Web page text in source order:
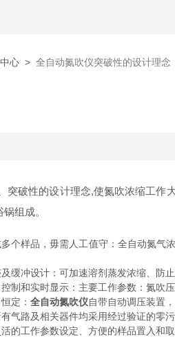
心 > 全自动氮吹仪突破性的设计理念
突破性的设计理念,使氮吹浓缩工作
组成。
样品，毋需人工值守：全自动氮气浓
冲设计：可加速溶剂蒸发浓缩、防
和实时显示：主要工作参数：氮吹
定： 全自动氮吹仪自带自动调压装置
路及相关器件均采用经过验证的零
工作参数设定、方便的样品置入和